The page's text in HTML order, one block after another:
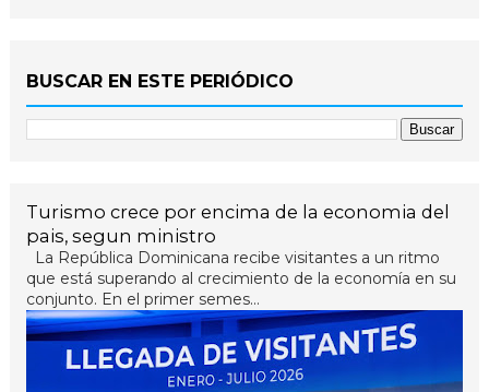
BUSCAR EN ESTE PERIÓDICO
Turismo crece por encima de la economia del
pais, segun ministro
La República Dominicana recibe visitantes a un ritmo
que está superando al crecimiento de la economía en su
conjunto. En el primer semes...